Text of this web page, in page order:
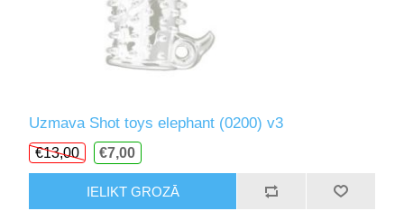
Uzmava Shot toys elephant (0200) v3
€13,00 €7,00
IELIKT GROZĀ